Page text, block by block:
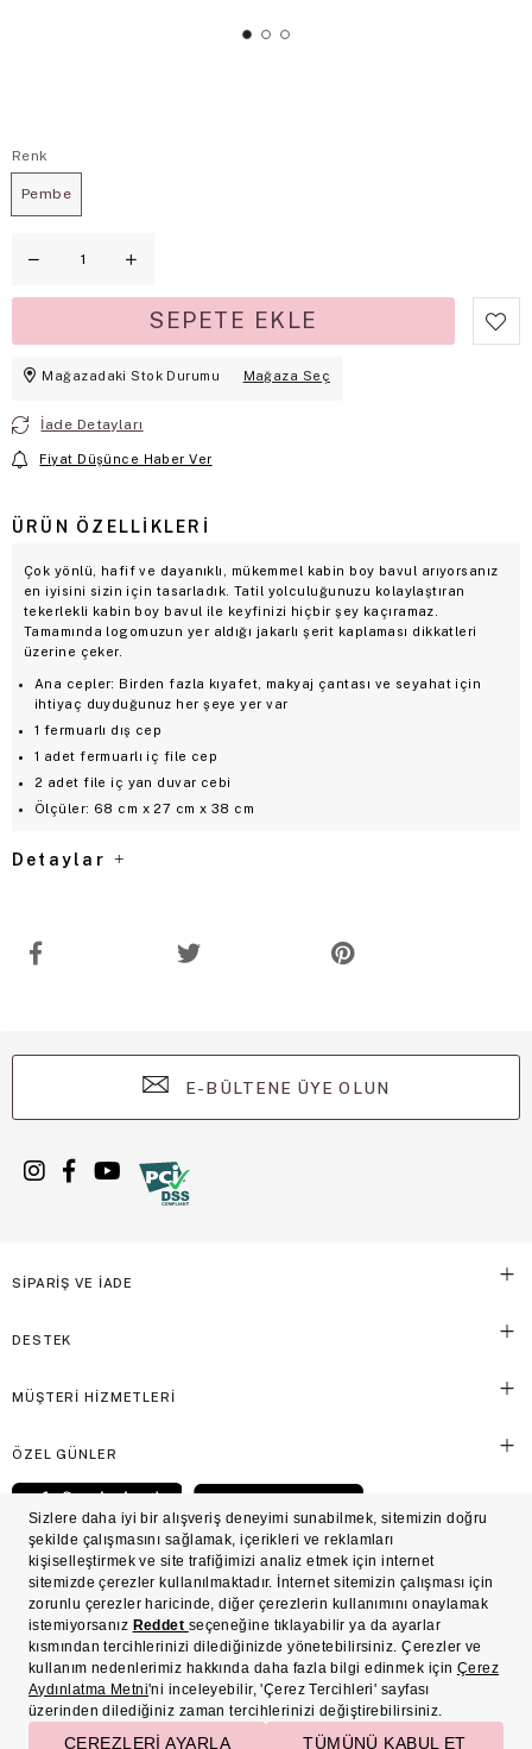
Renk
Pembe
Mağazadaki Stok Durumu Mağaza Seç
İade Detayları
Fiyat Düşünce Haber Ver
ÜRÜN ÖZELLIKLERI
Çok yönlü, hafif ve dayanıklı, mükemmel kabin boy bavul arıyorsanız
en iyisini sizin için tasarladık. Tatil yolculuğunuzu kolaylaştıran
tekerlekli kabin boy bavul ile keyfinizi hiçbir şey kaçıramaz.
Tamamında logomuzun yer aldığı jakarlı şerit kaplaması dikkatleri
üzerine çeker.
Ana cepler: Birden fazla kıyafet, makyaj çantası ve seyahat için
ihtiyaç duyduğunuz her şeye yer var
1 fermuarlı dış cep
1 adet fermuarlı iç file cep
2 adet file iç yan duvar cebi
Ölçüler: 68 cm x 27 cm x 38 cm
Detaylar
E-BÜLTENE ÜYE OLUN
SİPARİŞ VE İADE
DESTEK
MÜŞTERİ HİZMETLERİ
ÖZEL GÜNLER
© Victoria's Secret Shaya Mağazacılık A.Ş. Franchise lisansı aracılığıyla işletilen ticari
markasıdır. Her hakkı saklıdır.
Süreç Bazlı Müşteri Aydınlatma Metni
Üyelik ve Gizlilik Sözleşmesi
İşlem Rehberi